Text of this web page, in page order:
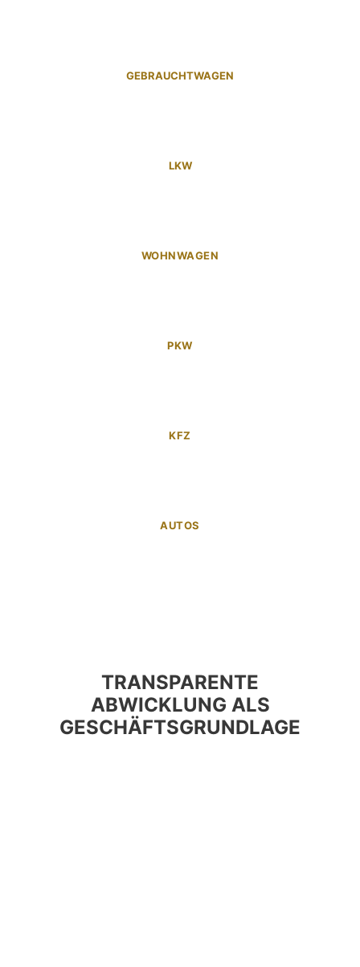
GEBRAUCHTWAGEN
LKW
WOHNWAGEN
PKW
KFZ
AUTOS
TRANSPARENTE
ABWICKLUNG ALS
GESCHÄFTSGRUNDLAGE